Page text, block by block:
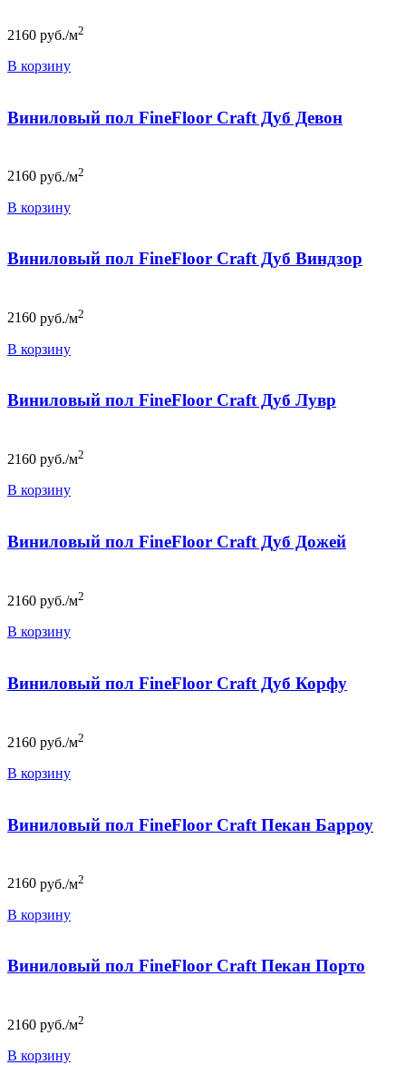
2160 руб./м2
В корзину
Виниловый пол FineFloor Craft Дуб Девон
2160 руб./м2
В корзину
Виниловый пол FineFloor Craft Дуб Виндзор
2160 руб./м2
В корзину
Виниловый пол FineFloor Craft Дуб Лувр
2160 руб./м2
В корзину
Виниловый пол FineFloor Craft Дуб Дожей
2160 руб./м2
В корзину
Виниловый пол FineFloor Craft Дуб Корфу
2160 руб./м2
В корзину
Виниловый пол FineFloor Craft Пекан Барроу
2160 руб./м2
В корзину
Виниловый пол FineFloor Craft Пекан Порто
2160 руб./м2
В корзину